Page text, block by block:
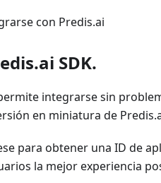
con Predis.ai
SDK.
integrarse sin
en miniatura de
para obtener una ID de
la mejor experiencia